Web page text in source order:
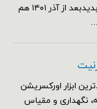
برقراره اما بعد از اون چی؟آروم باشید و ادامه بدیدبعد از آذر ۱۴۰۱ هم
ابزار اورکسریشن
نگهداری و مقیاس